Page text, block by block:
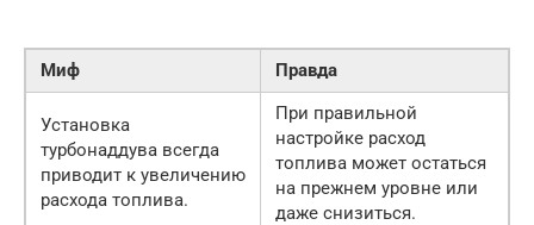
Миф Правда
Установка
турбонаддува всегда
приводит к увеличению
расхода топлива.
При правильной
настройке расход
топлива может остаться
на прежнем уровне или
даже снизиться.